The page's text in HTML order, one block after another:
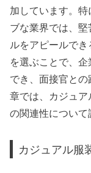
加しています。
ブな業界では、
ルをアピールで
を選ぶことで、
でき、面接官と
章では、カジュア
の関連性について
カジュアル服